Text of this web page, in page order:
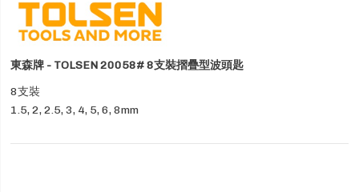
東森牌 - TOLSEN 20058# 8支裝摺疊型波頭匙
8支裝
1.5, 2, 2.5, 3, 4, 5, 6, 8mm